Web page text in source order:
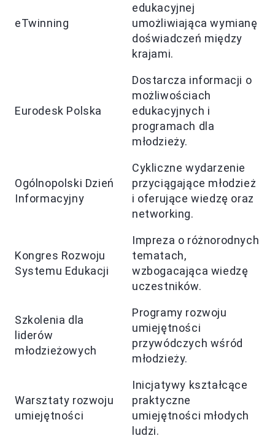
eTwinning
edukacyjnej
umożliwiająca wymianę
doświadczeń między
krajami.
Eurodesk Polska
Dostarcza informacji o
możliwościach
edukacyjnych i
programach dla
młodzieży.
Ogólnopolski Dzień
Informacyjny
Cykliczne wydarzenie
przyciągające młodzież
i oferujące wiedzę oraz
networking.
Kongres Rozwoju
Systemu Edukacji
Impreza o różnorodnych
tematach,
wzbogacająca wiedzę
uczestników.
Szkolenia dla
liderów
młodzieżowych
Programy rozwoju
umiejętności
przywódczych wśród
młodzieży.
Warsztaty rozwoju
umiejętności
Inicjatywy kształcące
praktyczne
umiejętności młodych
ludzi.